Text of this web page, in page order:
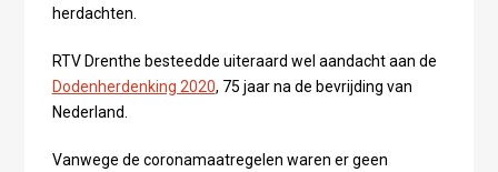
herdachten.
RTV Drenthe besteedde uiteraard wel aandacht aan de
Dodenherdenking 2020, 75 jaar na de bevrijding van
Nederland.
Vanwege de coronamaatregelen waren er geen